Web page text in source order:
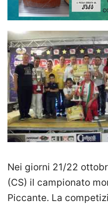
Nei giorni 21/22
(CS) il campionato
Piccante. La